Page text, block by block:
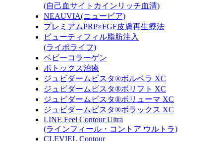
(自己血サイトカインリッチ血清)
NEAUVIA(ニュービア)
プレミアムPRP×FGF皮膚再生療法
ビューティフィル脂肪注入
(ライポライフ)
ベビーコラーゲン
ボトックス治療
ジュビダームビスタ®ボルベラ XC
ジュビダームビスタ®ボリフト XC
ジュビダームビスタ®ボリューマ XC
ジュビダームビスタ®ボラックス XC
LINE Feel Contour Ultra
(ラインフィール・コントア ウルトラ)
CLEVIEL Contour